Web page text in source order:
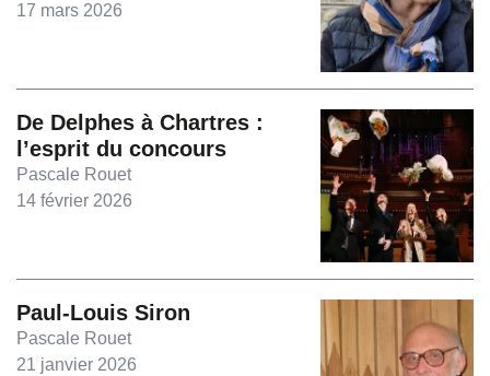
17 mars 2026
De Delphes à Chartres :
l’esprit du concours
Pascale Rouet
14 février 2026
Paul-Louis Siron
Pascale Rouet
21 janvier 2026